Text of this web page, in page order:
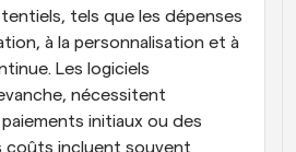
tels que les dépenses
à la personnalisation et à
Les logiciels
nécessitent
initiaux ou des
coûts incluent souvent